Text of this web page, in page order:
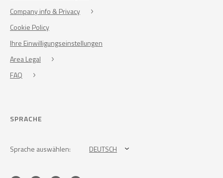
Company info & Privacy
Cookie Policy
Ihre Einwilligungseinstellungen
Area Legal
FAQ
SPRACHE
Sprache auswählen: DEUTSCH